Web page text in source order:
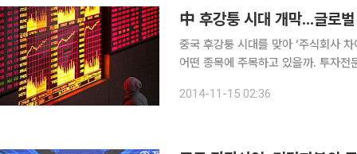
中 후강퉁 시대 개막...글로
중국 후강퉁 시대를 맞아 ‘주식회사
어떤 종목에 주목하고 있을까. 투자전문매체 마켓워치는 17일(현지시간) 상하이증시와 홍콩증시의
2014-11-15 02:36